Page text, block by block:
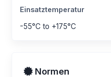
Einsatztemperatur
-55°C to +175°C
Normen